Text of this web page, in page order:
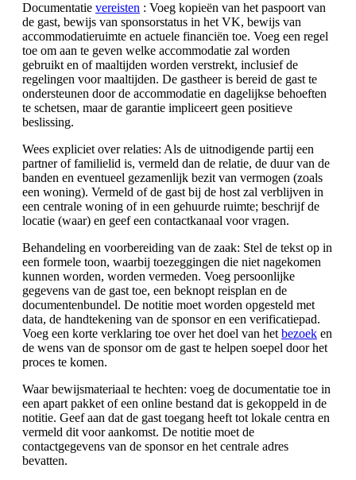
Documentatie vereisten : Voeg kopieën van het paspoort van
de gast, bewijs van sponsorstatus in het VK, bewijs van
accommodatieruimte en actuele financiën toe. Voeg een regel
toe om aan te geven welke accommodatie zal worden
gebruikt en of maaltijden worden verstrekt, inclusief de
regelingen voor maaltijden. De gastheer is bereid de gast te
ondersteunen door de accommodatie en dagelijkse behoeften
te schetsen, maar de garantie impliceert geen positieve
beslissing.
Wees expliciet over relaties: Als de uitnodigende partij een
partner of familielid is, vermeld dan de relatie, de duur van de
banden en eventueel gezamenlijk bezit van vermogen (zoals
een woning). Vermeld of de gast bij de host zal verblijven in
een centrale woning of in een gehuurde ruimte; beschrijf de
locatie (waar) en geef een contactkanaal voor vragen.
Behandeling en voorbereiding van de zaak: Stel de tekst op in
een formele toon, waarbij toezeggingen die niet nagekomen
kunnen worden, worden vermeden. Voeg persoonlijke
gegevens van de gast toe, een beknopt reisplan en de
documentenbundel. De notitie moet worden opgesteld met
data, de handtekening van de sponsor en een verificatiepad.
Voeg een korte verklaring toe over het doel van het bezoek en
de wens van de sponsor om de gast te helpen soepel door het
proces te komen.
Waar bewijsmateriaal te hechten: voeg de documentatie toe in
een apart pakket of een online bestand dat is gekoppeld in de
notitie. Geef aan dat de gast toegang heeft tot lokale centra en
vermeld dit voor aankomst. De notitie moet de
contactgegevens van de sponsor en het centrale adres
bevatten.